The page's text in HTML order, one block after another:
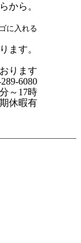
から。
ます。
ります
6080
～17時
休暇有